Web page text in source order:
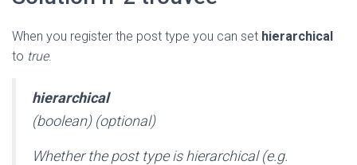
When you register the post type you can set hierarchical
to true.
hierarchical
(boolean) (optional)
Whether the post type is hierarchical (e.g.